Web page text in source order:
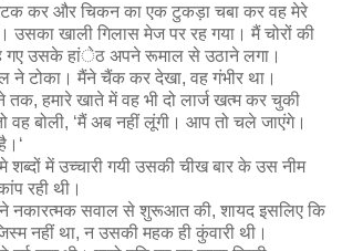
कर और चिकन का एक टुकड़ा चबा कर वह मेरे
उसका खाली गिलास मेज पर रह गया। मैं चोरों की
गए उसके हांेठ अपने रूमाल से उठाने लगा।
ने टोका। मैंने चैंक कर देखा, वह गंभीर था।
तक, हमारे खाते में वह भी दो लार्ज खत्म कर चुकी
वह बोली, ‘मैं अब नहीं लूंगी। आप तो चले जाएंगे।
शब्दों में उच्चारी गयी उसकी चीख बार के उस नीम
रही थी।
मैंने नकारत्मक सवाल से शुरूआत की, शायद इसलिए कि
नहीं था, न उसकी महक ही कुंवारी थी।